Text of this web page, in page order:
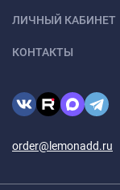
ЛИЧНЫЙ КАБИНЕТ
КОНТАКТЫ
order@lemonadd.ru